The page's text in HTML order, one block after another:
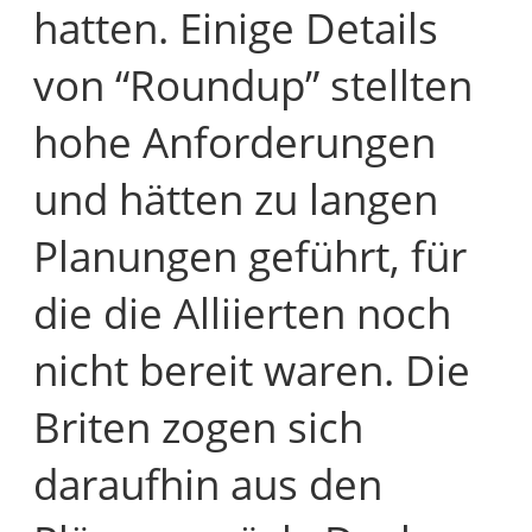
hatten. Einige Details
von “Roundup” stellten
hohe Anforderungen
und hätten zu langen
Planungen geführt, für
die die Alliierten noch
nicht bereit waren. Die
Briten zogen sich
daraufhin aus den